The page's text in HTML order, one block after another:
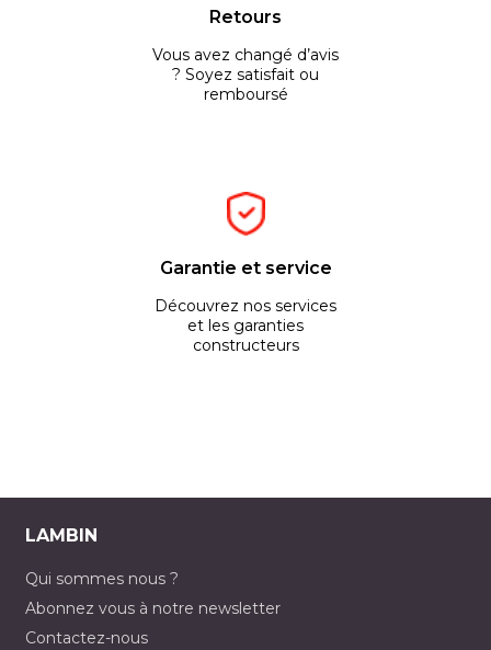
Retours
Vous avez changé d’avis
? Soyez satisfait ou
remboursé
Garantie et service
Découvrez nos services
et les garanties
constructeurs
LAMBIN
Qui sommes nous ?
Abonnez vous à notre newsletter
Contactez-nous